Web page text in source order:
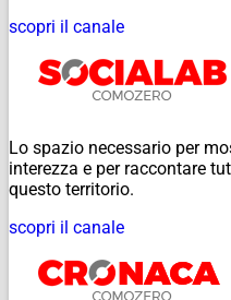
scopri il canale
Lo spazio necessario per
interezza e per raccontare
questo territorio.
scopri il canale